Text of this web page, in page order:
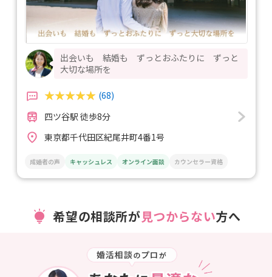
出会いも 結婚も ずっとおふたりに ずっと
大切な場所を
(68)
四ツ谷駅 徒歩8分
東京都千代田区紀尾井町4番1号
成婚者の声 キャッシュレス オンライン面談 カウンセラー資格
希望の相談所が見つからない方へ